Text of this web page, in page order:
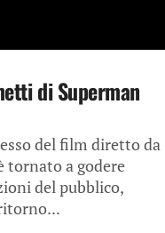
di Superman
del film diretto da
tornato a godere
del pubblico,